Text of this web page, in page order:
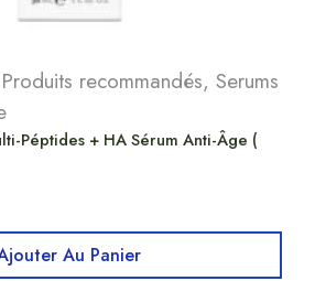
Produits recommandés, Serums
Péptides + HA Sérum Anti-Âge (
Au Panier